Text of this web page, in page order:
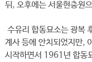
뒤, 오후에는 서울현충원
수유리 합동묘소는 광복
계사 등에 안치되었지만,
시작하면서 1961년 합동